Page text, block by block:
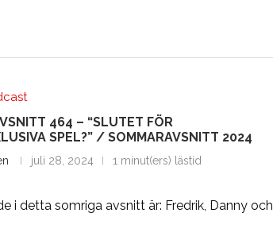
464 – “SLUTET FÖR
SPEL?” / SOMMARAVSNITT 2024
juli 28, 2024 1 minut(ers) lästid
i detta somriga avsnitt är: Fredrik, Danny och